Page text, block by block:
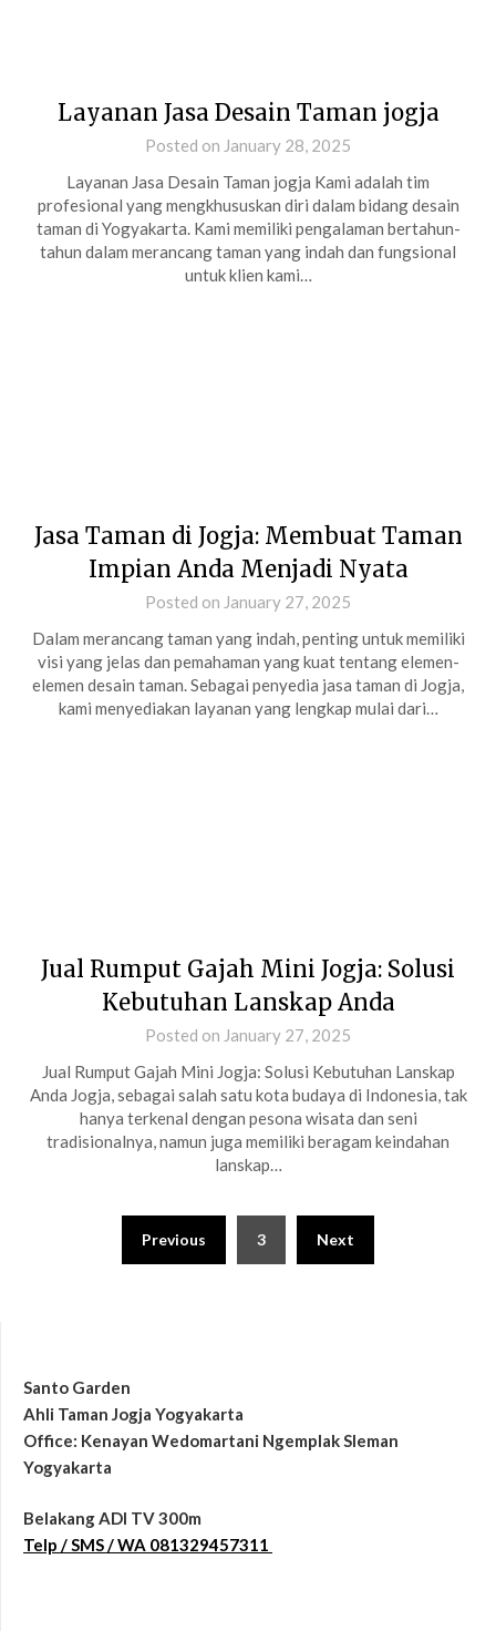
Layanan Jasa Desain Taman jogja
Posted on January 28, 2025
Layanan Jasa Desain Taman jogja Kami adalah tim
profesional yang mengkhususkan diri dalam bidang desain
taman di Yogyakarta. Kami memiliki pengalaman bertahun-
tahun dalam merancang taman yang indah dan fungsional
untuk klien kami…
Jasa Taman di Jogja: Membuat Taman
Impian Anda Menjadi Nyata
Posted on January 27, 2025
Dalam merancang taman yang indah, penting untuk memiliki
visi yang jelas dan pemahaman yang kuat tentang elemen-
elemen desain taman. Sebagai penyedia jasa taman di Jogja,
kami menyediakan layanan yang lengkap mulai dari…
Jual Rumput Gajah Mini Jogja: Solusi
Kebutuhan Lanskap Anda
Posted on January 27, 2025
Jual Rumput Gajah Mini Jogja: Solusi Kebutuhan Lanskap
Anda Jogja, sebagai salah satu kota budaya di Indonesia, tak
hanya terkenal dengan pesona wisata dan seni
tradisionalnya, namun juga memiliki beragam keindahan
lanskap…
pagination
Previous 3 Next
Santo Garden
Ahli Taman Jogja Yogyakarta
Office: Kenayan Wedomartani Ngemplak Sleman
Yogyakarta
Belakang ADI TV 300m
Telp / SMS / WA 081329457311